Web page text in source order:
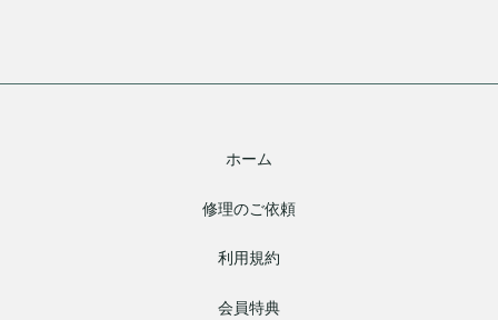
ホーム
修理のご依頼
利用規約
会員特典